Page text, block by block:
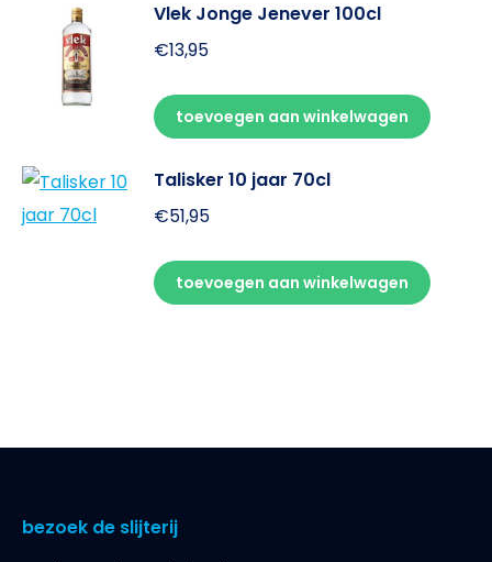
Vlek Jonge Jenever 100cl
€13,95
toevoegen aan winkelwagen
Talisker 10 jaar 70cl
€51,95
toevoegen aan winkelwagen
bezoek de slijterij